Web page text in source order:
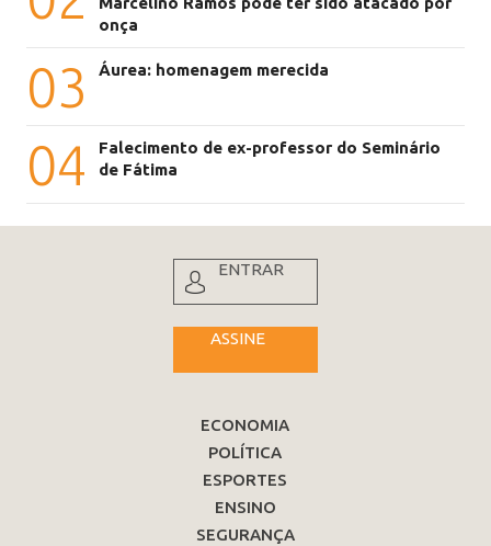
onça
03 Áurea: homenagem merecida
04
Falecimento de ex-professor do Seminário
de Fátima
ENTRAR
ASSINE
ECONOMIA
POLÍTICA
ESPORTES
ENSINO
SEGURANÇA